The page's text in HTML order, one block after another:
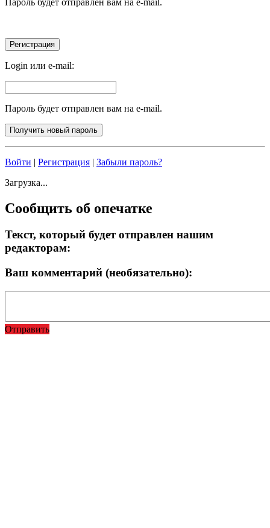
Login или e-mail:
Пароль будет отправлен вам на e-mail.
Войти | Регистрация | Забыли пароль?
Загрузка...
Сообщить об опечатке
Текст, который будет отправлен нашим
редакторам:
Ваш комментарий (необязательно):
Отправить